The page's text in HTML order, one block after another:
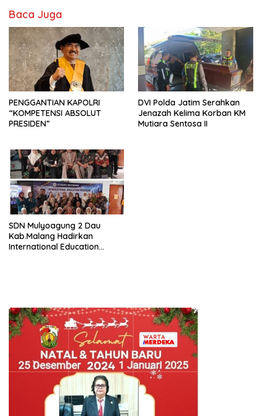
Baca Juga
PENGGANTIAN KAPOLRI
“KOMPETENSI ABSOLUT
PRESIDEN”
DVI Polda Jatim Serahkan
Jenazah Kelima Korban KM
Mutiara Sentosa II
SDN Mulyoagung 2 Dau
Kab.Malang Hadirkan
International Education